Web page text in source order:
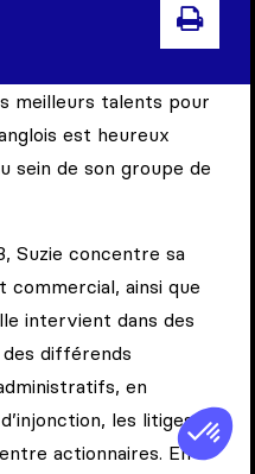
meilleurs talents pour
est heureux
sein de son groupe de
Suzie concentre sa
ainsi que
intervient dans des
différends
en
les litiges
actionnaires. En